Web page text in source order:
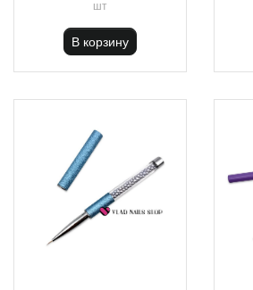
шт
В корзину